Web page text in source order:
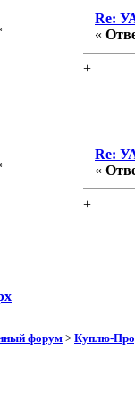
Re:
«
+
Re:
«
+
форум > Куплю-